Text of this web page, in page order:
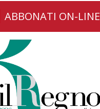
ABBONATI ON-LINE